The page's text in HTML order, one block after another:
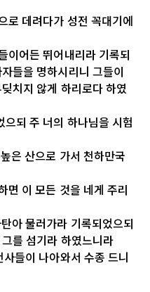
로 데려다가 성전 꼭대기에
이어든 뛰어내리라 기록되
들을 명하시리니 그들이
치지 않게 하리로다 하였
되 주 너의 하나님을 시험
은 산으로 가서 천하만국
면 이 모든 것을 네게 주리
아 물러가라 기록되었으되
를 섬기라 하였느니라
들이 나아와서 수종 드니